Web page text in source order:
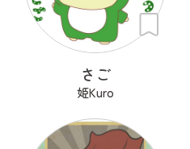
さご
姫Kuro